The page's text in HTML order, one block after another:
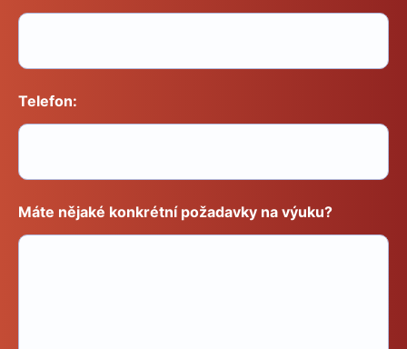
Telefon:
Máte nějaké konkrétní požadavky na výuku?